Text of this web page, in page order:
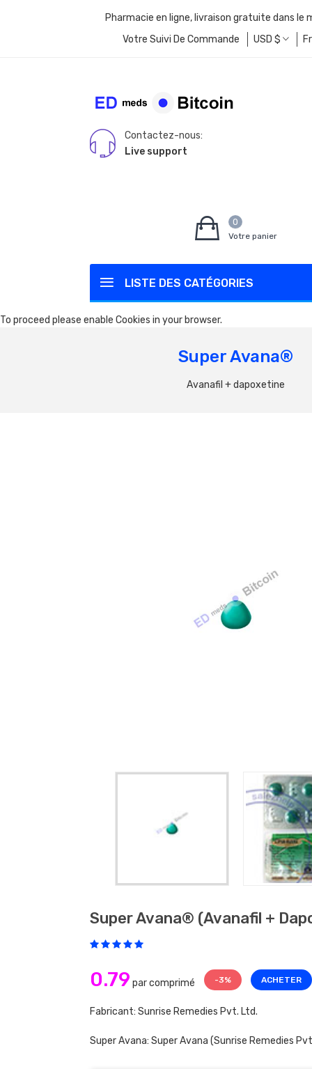
Pharmacie en ligne, livraison gratuite dans le
Votre Suivi De Commande
USD $
Contactez-nous:
Live support
LISTE DES CATÉGORIES
0
Votre panier
To proceed please enable Cookies in your browser.
Super Avana®
Avanafil + dapoxetine
Super Avana® (avanafil +
0.79 par comprimé -3% ACHETER
Fabricant: Sunrise Remedies Pvt. Ltd.
Super Avana: Super Avana (Sunrise Remedies